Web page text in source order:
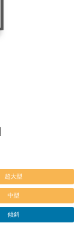
超大型
中型
傾斜